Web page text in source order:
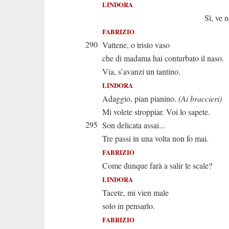
LINDORA
Sì, ve ne
FABRIZIO
290 Vattene, o tristo vaso
che di madama hai conturbato il naso.
Via, s’avanzi un tantino.
LINDORA
Adaggio, pian pianino. (Ai braccieri)
Mi volete stroppiar. Voi lo sapete.
295 Son delicata assai...
Tre passi in una volta non fo mai.
FABRIZIO
Come dunque farà a salir le scale?
LINDORA
Tacete, mi vien male
solo in pensarlo.
FABRIZIO